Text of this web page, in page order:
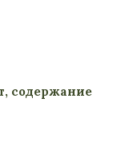
содержание